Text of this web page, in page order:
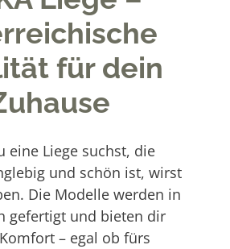
für dein
eine Liege suchst, die
und schön ist, wirst
Die Modelle werden in
gefertigt und bieten dir
– egal ob fürs